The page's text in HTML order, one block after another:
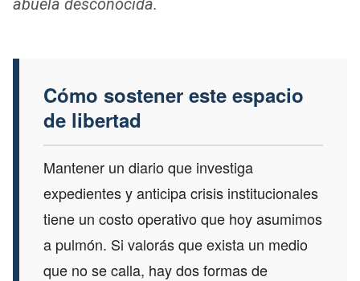
abuela desconocida.
Cómo sostener este espacio
de libertad
Mantener un diario que investiga
expedientes y anticipa crisis institucionales
tiene un costo operativo que hoy asumimos
a pulmón. Si valorás que exista un medio
que no se calla, hay dos formas de